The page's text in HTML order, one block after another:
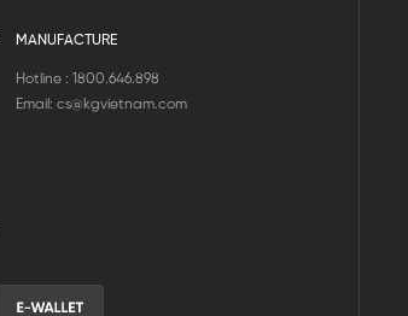
MANUFACTURE
Hotline : 1800.646.898
Email: cs@kgvietnam.com